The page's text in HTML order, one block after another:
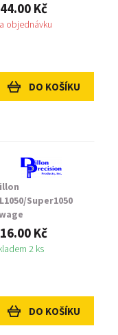
Expander,
.380ACP
Kč
objednávku
DO KOŠÍKU
Super1050
Expander,
9/16 x 18 Lock
Kč
2 ks
DO KOŠÍKU